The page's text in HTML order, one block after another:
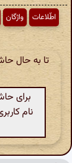
اطّلاعات واژگان
تا به حال
برای
نام